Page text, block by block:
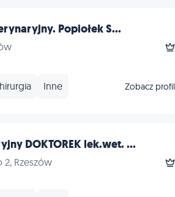
Popiołek S...
Inne Zobacz profil
DOKTOREK lek.wet. ...
2, Rzeszów